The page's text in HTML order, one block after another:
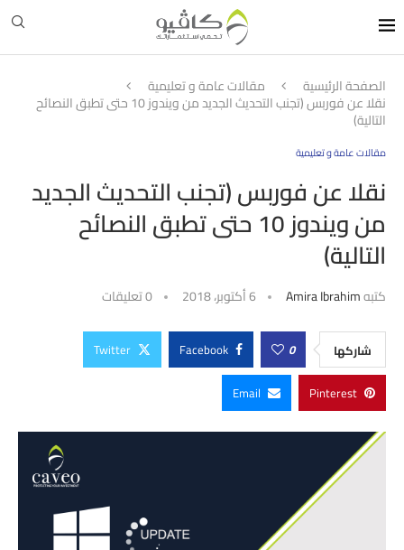
الصفحة الرئيسية مقالات عامة و تعليمية
نقلا عن فوربس (تجنب التحديث الجديد من ويندوز 10 حتى تطبق النصائح
التالية)
مقالات عامة و تعليمية
نقلا عن فوربس (تجنب التحديث الجديد
من ويندوز 10 حتى تطبق النصائح
التالية)
كتبهAmira Ibrahim 6 أكتوبر، 2018 0 تعليقات
شاركها 0
Facebook
Twitter
Pinterest
Email